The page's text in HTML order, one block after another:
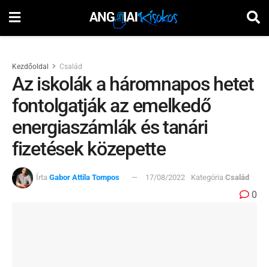
Kezdőoldal Család
Az iskolák a háromnapos hetet
fontolgatják az emelkedő
energiaszámlák és tanári
fizetések közepette
Írta Gabor Attila Tompos 17/08/2022 Kategória Család
0